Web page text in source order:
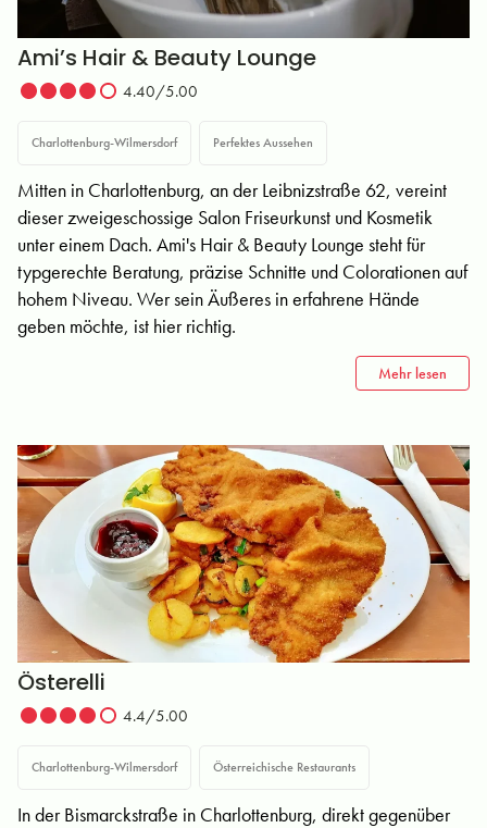
Ami’s Hair & Beauty Lounge
4.40/5.00
Charlottenburg-Wilmersdorf Perfektes Aussehen
Mitten in Charlottenburg, an der Leibnizstraße 62, vereint
dieser zweigeschossige Salon Friseurkunst und Kosmetik
unter einem Dach. Ami's Hair & Beauty Lounge steht für
typgerechte Beratung, präzise Schnitte und Colorationen auf
hohem Niveau. Wer sein Äußeres in erfahrene Hände
geben möchte, ist hier richtig.
Mehr lesen
Österelli
4.4/5.00
Charlottenburg-Wilmersdorf Österreichische Restaurants
In der Bismarckstraße in Charlottenburg, direkt gegenüber